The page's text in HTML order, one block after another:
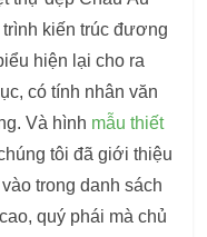
kiến trúc đương
hiện lại cho ra
có tính nhân văn
Và hình mẫu thiết
tôi đã giới thiệu
trong danh sách
quý phái mà chủ